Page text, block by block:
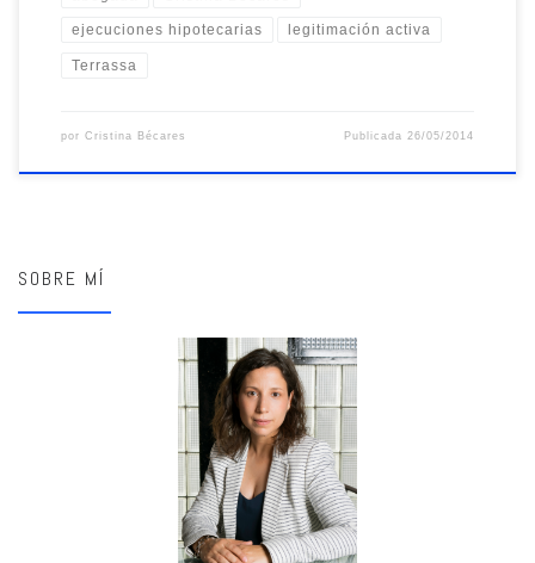
ejecuciones hipotecarias legitimación activa
Terrassa
por Cristina Bécares Publicada 26/05/2014
SOBRE MÍ